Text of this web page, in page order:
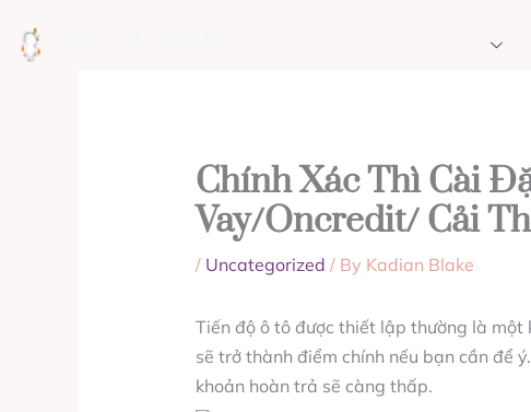
Chính Xác Thì Cài
Vay/oncredit/ Cải
/ Uncategorized / By Kadian Blake
Tiến độ ô tô được thiết lập thường là
sẽ trở thành điểm chính nếu bạn cần để
khoản hoàn trả sẽ càng thấp.